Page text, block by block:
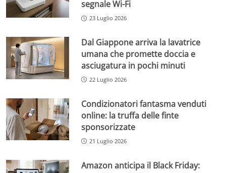
segnale Wi-Fi
23 Luglio 2026
Dal Giappone arriva la lavatrice
umana che promette doccia e
asciugatura in pochi minuti
22 Luglio 2026
Condizionatori fantasma venduti
online: la truffa delle finte
sponsorizzate
21 Luglio 2026
Amazon anticipa il Black Friday: